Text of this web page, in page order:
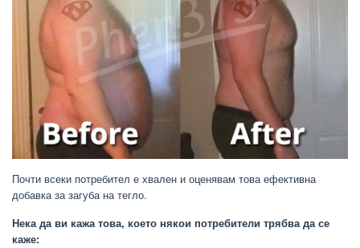
Почти всеки потребител е хвален и оценявам това ефективна
добавка за загуба на тегло.
Нека да ви кажа това, което някои потребители трябва да се
каже: